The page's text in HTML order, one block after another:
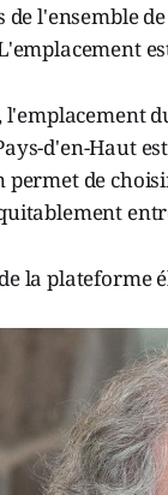
de l'ensemble
l'emplacement
d'en-Haut
permet de
la plateforme